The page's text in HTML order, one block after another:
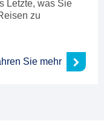
Letzte, was Sie
zu
Sie mehr